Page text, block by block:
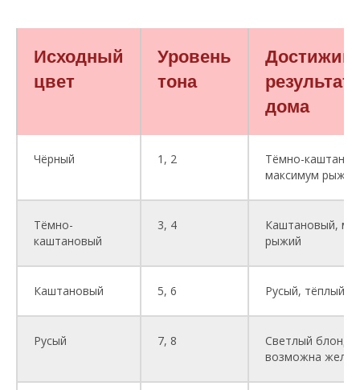
Исходный
цвет
Уровень
тона
результат
дома
Чёрный 1, 2
Тёмно-
максимум рыжий
Тёмно-
каштановый
3, 4
Каштановый,
рыжий
Каштановый 5, 6 Русый, тёплый
Русый 7, 8
Светлый блонд,
возможна